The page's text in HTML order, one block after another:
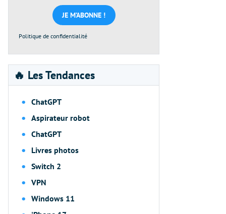
mail
*
Politique de confidentialité
🔥 Les Tendances
ChatGPT
Aspirateur robot
ChatGPT
Livres photos
Switch 2
VPN
Windows 11